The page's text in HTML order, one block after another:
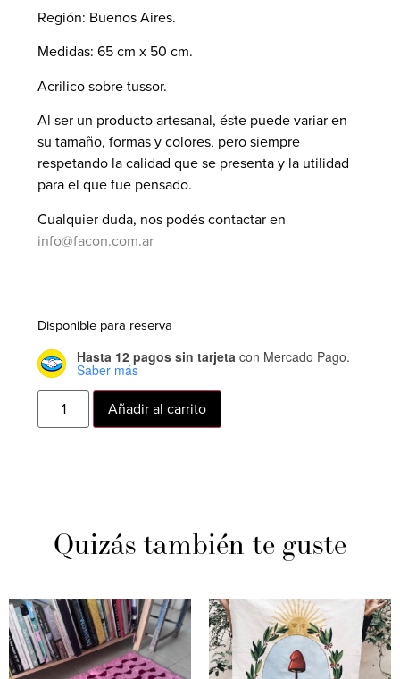
Región: Buenos Aires.
Medidas: 65 cm x 50 cm.
Acrilico sobre tussor.
Al ser un producto artesanal, éste puede variar en
su tamaño, formas y colores, pero siempre
respetando la calidad que se presenta y la utilidad
para el que fue pensado.
Cualquier duda, nos podés contactar en
info@facon.com.ar
Disponible para reserva
Hasta 12 pagos sin tarjeta con Mercado Pago.
Saber más
Añadir al carrito
Quizás también te guste